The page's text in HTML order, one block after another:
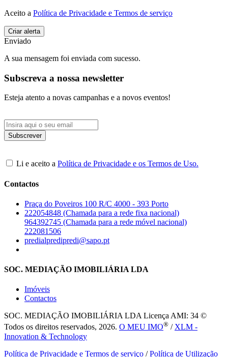
Aceito a Política de Privacidade e Termos de serviço
Enviado
A sua mensagem foi enviada com sucesso.
Subscreva a nossa newsletter
Esteja atento a novas campanhas e a novos eventos!
Li e aceito a Política de Privacidade e os Termos de Uso.
Contactos
Praça do Poveiros 100 R/C 4000 - 393 Porto
222054848 (Chamada para a rede fixa nacional)
964392745 (Chamada para a rede móvel nacional)
222081506
predialpredipredi@sapo.pt
SOC. MEDIAÇÃO IMOBILIÁRIA LDA
Imóveis
Contactos
SOC. MEDIAÇÃO IMOBILIÁRIA LDA Licença AMI: 34 ©
Todos os direitos reservados, 2026. O MEU IMO® /XLM -
Innovation & Technology
Política de Privacidade e Termos de serviço /Política de Utilização